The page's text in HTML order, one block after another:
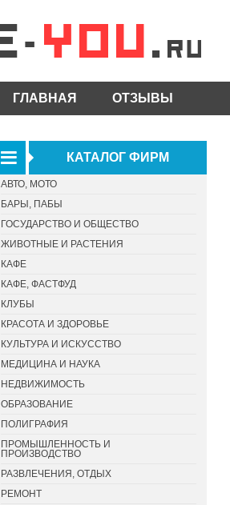
ГЛАВНАЯ ОТЗЫВЫ
КАТАЛОГ ФИРМ
АВТО, МОТО
БАРЫ, ПАБЫ
ГОСУДАРСТВО И ОБЩЕСТВО
ЖИВОТНЫЕ И РАСТЕНИЯ
КАФЕ
КАФЕ, ФАСТФУД
КЛУБЫ
КРАСОТА И ЗДОРОВЬЕ
КУЛЬТУРА И ИСКУССТВО
МЕДИЦИНА И НАУКА
НЕДВИЖИМОСТЬ
ОБРАЗОВАНИЕ
ПОЛИГРАФИЯ
ПРОМЫШЛЕННОСТЬ И
ПРОИЗВОДСТВО
РАЗВЛЕЧЕНИЯ, ОТДЫХ
РЕМОНТ